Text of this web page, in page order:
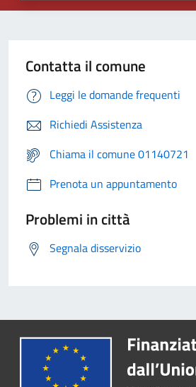
Contatta il comune
Leggi le domande frequenti
Richiedi Assistenza
Chiama il comune 01140721
Prenota un appuntamento
Problemi in città
Segnala disservizio